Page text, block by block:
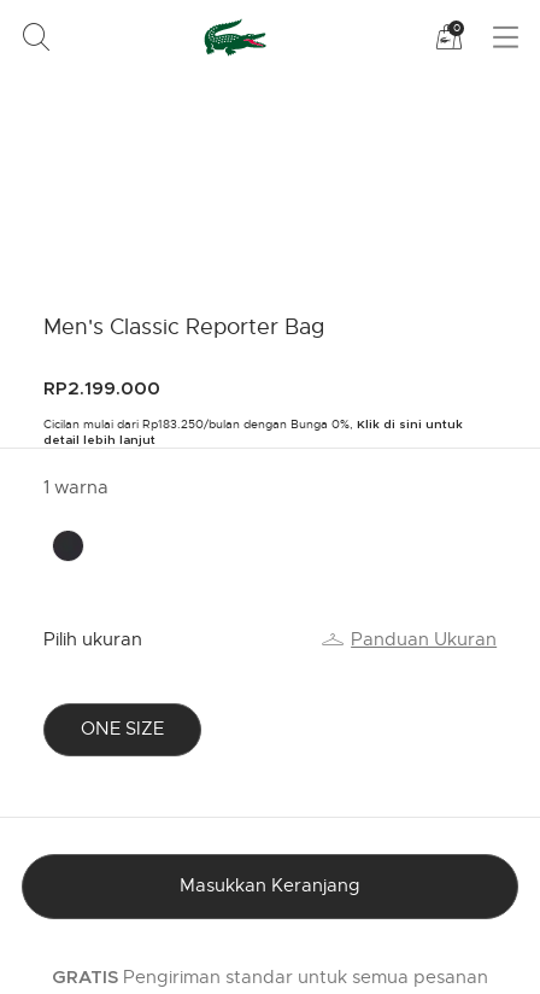
Lihat
0
Men's Classic Reporter Bag
RP2.199.000
Cicilan mulai dari Rp183.250/bulan dengan Bunga 0%, Klik di sini untuk
detail lebih lanjut
1 warna
Pilih ukuran Panduan Ukuran
ONE SIZE
selected
Masukkan Keranjang
GRATISPengiriman standar untuk semua pesanan